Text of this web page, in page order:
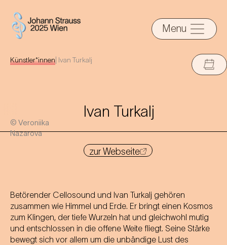
Menu
Künstler*innen Ivan Turkalj
© Veroniika
Nazarova
Ivan Turkalj
zur Webseite
Betörender Cellosound und Ivan Turkalj gehören
zusammen wie Himmel und Erde. Er bringt einen Kosmos
zum Klingen, der tiefe Wurzeln hat und gleichwohl mutig
und entschlossen in die offene Weite fliegt. Seine Stärke
bewegt sich vor allem um die unbändige Lust des